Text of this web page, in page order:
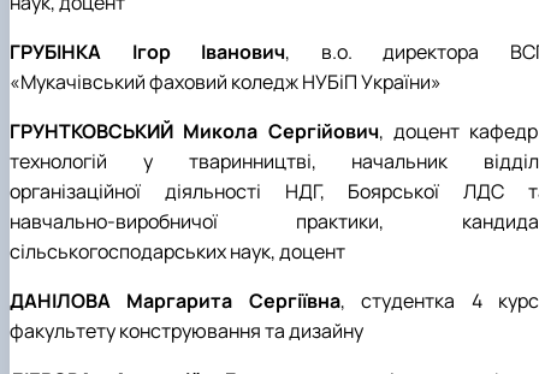
ГРУБІНКА Ігор Іванович, в.о. директора
«Мукачівський фаховий коледж НУБіП України»
ГРУНТКОВСЬКИЙ Микола Сергійович, доцент
технологій у тваринництві, начальник
організаційної діяльності НДГ, Боярської ЛДС
навчально-виробничої практики,
сільськогосподарських наук, доцент
ДАНІЛОВА Маргарита Сергіївна, студентка 4
факультету конструювання та дизайну